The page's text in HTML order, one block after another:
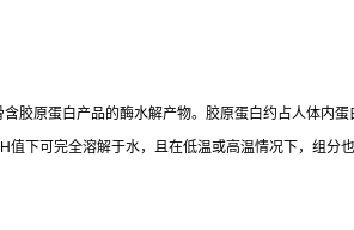
胶原蛋白产品的酶水解产物。胶原蛋白约占人体内
值下可完全溶解于水，且在低温或高温情况下，组分